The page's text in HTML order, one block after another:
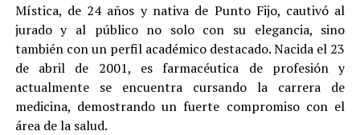
Mística, de 24 años y nativa de Punto Fijo, cautivó al
jurado y al público no solo con su elegancia, sino
también con un perfil académico destacado. Nacida el 23
de abril de 2001, es farmacéutica de profesión y
actualmente se encuentra cursando la carrera de
medicina, demostrando un fuerte compromiso con el
área de la salud.